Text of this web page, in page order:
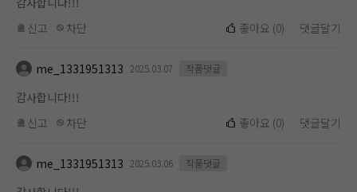
신고
차단 좋아요 (0) 댓글달기
me_1331951313 2025.03.07 작품댓글
감사합니다!!!
신고
차단 좋아요 (0) 댓글달기
me_1331951313 2025.03.06 작품댓글